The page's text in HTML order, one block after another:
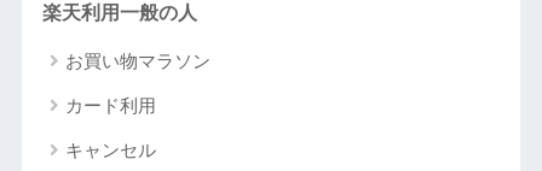
楽天利用一般の人
お買い物マラソン
カード利用
キャンセル